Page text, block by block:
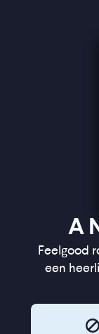
A
Feelgood
een